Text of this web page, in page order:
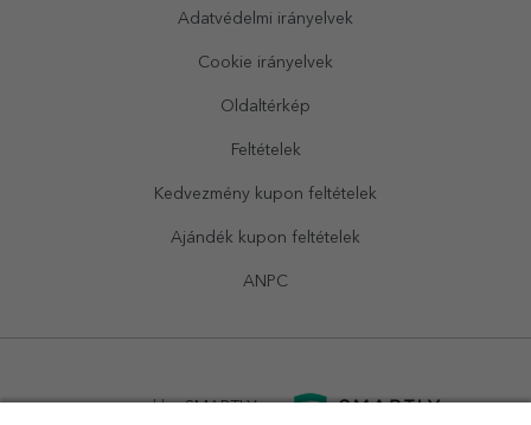
Adatvédelmi irányelvek
Cookie irányelvek
Oldaltérkép
Feltételek
Kedvezmény kupon feltételek
Ajándék kupon feltételek
ANPC
powered bySMARTLY.ro